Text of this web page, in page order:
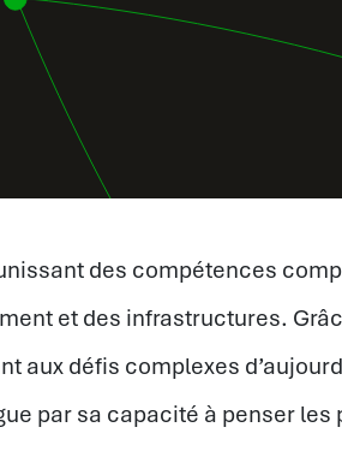
des compétences
et des infrastructures.
aux défis complexes
par sa capacité à penser